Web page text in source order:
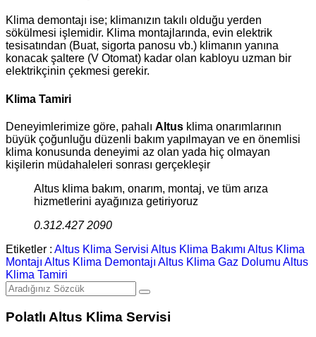
Klima demontajı ise; klimanızın takılı olduğu yerden
sökülmesi işlemidir. Klima montajlarında, evin elektrik
tesisatından (Buat, sigorta panosu vb.) klimanın yanına
konacak şaltere (V Otomat) kadar olan kabloyu uzman bir
elektrikçinin çekmesi gerekir.
Klima Tamiri
Deneyimlerimize göre, pahalı Altus klima onarımlarının
büyük çoğunluğu düzenli bakım yapılmayan ve en önemlisi
klima konusunda deneyimi az olan yada hiç olmayan
kişilerin müdahaleleri sonrası gerçekleşir
Altus klima bakım, onarım, montaj, ve tüm arıza
hizmetlerini ayağınıza getiriyoruz
0.312.427 2090
Etiketler : Altus Klima Servisi Altus Klima Bakımı Altus Klima
Montajı Altus Klima Demontajı Altus Klima Gaz Dolumu Altus
Klima Tamiri
Polatlı Altus Klima Servisi